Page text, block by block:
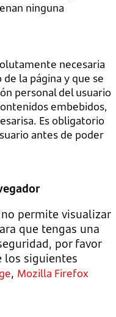
ninguna
necesaria
la página y que se
personal del usuario
embebidos,
Es obligatorio
antes de poder
permite visualizar
que tengas una
por favor
los siguientes
, Mozilla Firefox